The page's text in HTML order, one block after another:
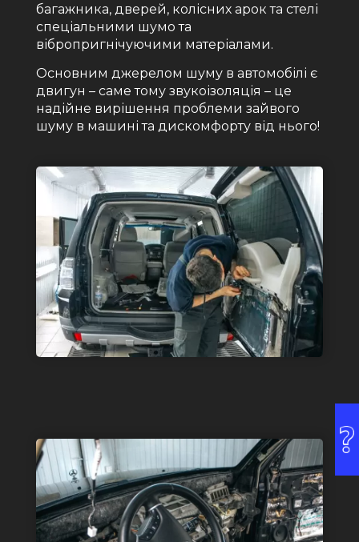
багажника, дверей, колісних арок та стелі
спеціальними шумо та
вібропригнічуючими матеріалами.
Основним джерелом шуму в автомобілі є
двигун – саме тому звукоізоляція – це
надійне вирішення проблеми зайвого
шуму в машині та дискомфорту від нього!